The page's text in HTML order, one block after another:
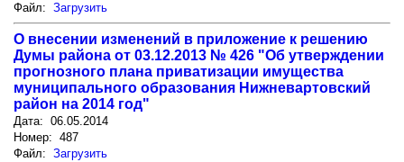
Файл: Загрузить
О внесении изменений в приложение к решению
Думы района от 03.12.2013 № 426 "Об утверждении
прогнозного плана приватизации имущества
муниципального образования Нижневартовский
район на 2014 год"
Дата: 06.05.2014
Номер: 487
Файл: Загрузить